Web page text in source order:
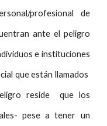
profesional de
ante el peligro
e instituciones
que están llamados
reside que los
pese a tener un